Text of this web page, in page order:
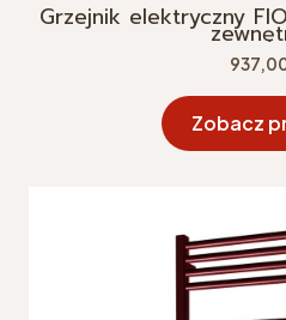
Grzejnik elektryczny
Cena
Zobacz